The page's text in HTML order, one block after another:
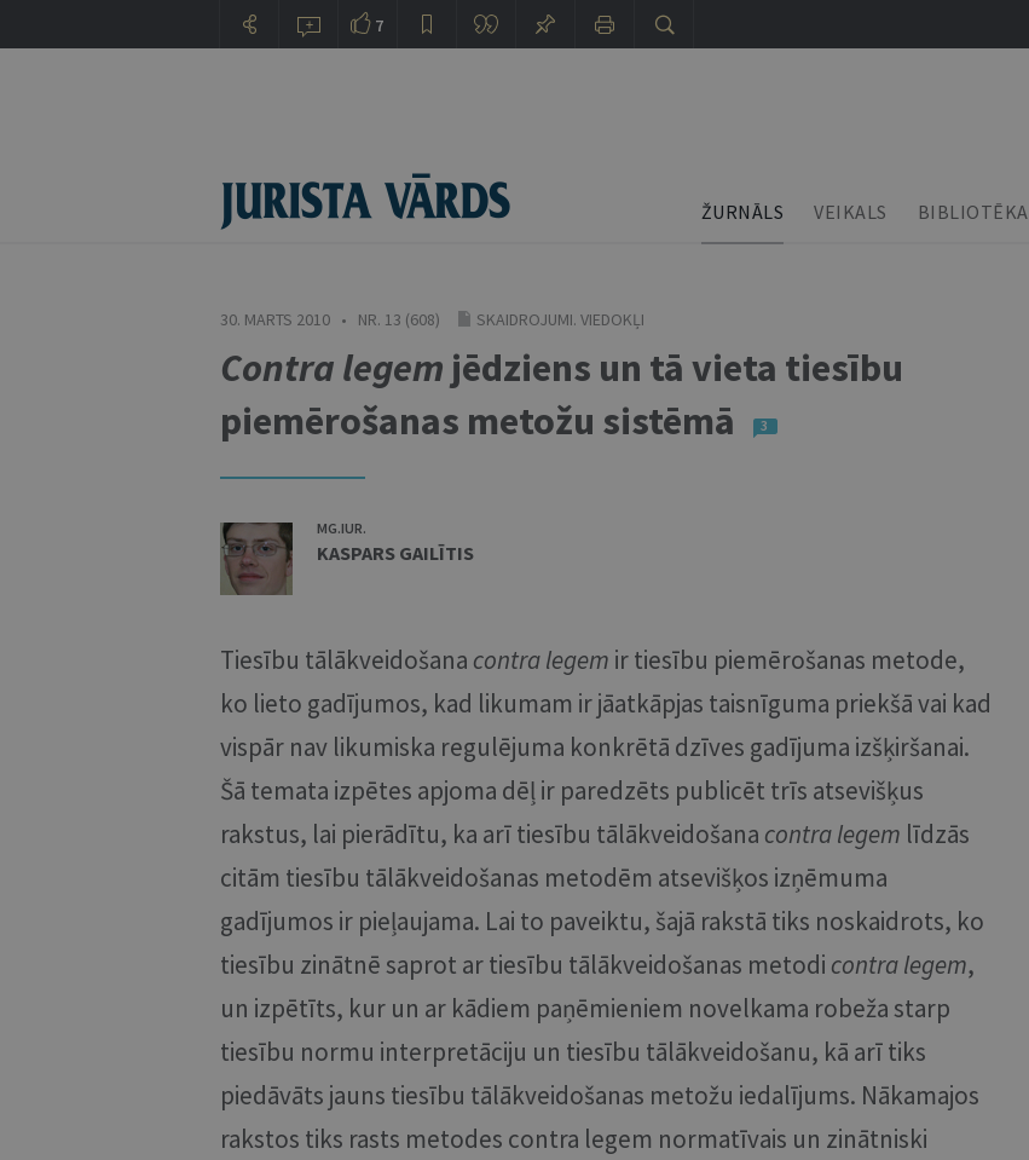
ŽURNĀLS VEIKALS BIBLIOTĒKA
30. MARTS 2010 • NR. 13 (608) SKAIDROJUMI. VIEDOKĻI
Contra legem jēdziens un tā vieta tiesību
piemērošanas metožu sistēmā
3
MG.IUR.
KASPARS GAILĪTIS
Tiesību tālākveidošana contra legem ir tiesību piemērošanas metode,
ko lieto gadījumos, kad likumam ir jāatkāpjas taisnīguma priekšā vai kad
vispār nav likumiska regulējuma konkrētā dzīves gadījuma izšķiršanai.
Šā temata izpētes apjoma dēļ ir paredzēts publicēt trīs atsevišķus
rakstus, lai pierādītu, ka arī tiesību tālākveidošana contra legem līdzās
citām tiesību tālākveidošanas metodēm atsevišķos izņēmuma
gadījumos ir pieļaujama. Lai to paveiktu, šajā rakstā tiks noskaidrots, ko
tiesību zinātnē saprot ar tiesību tālākveidošanas metodi contra legem,
un izpētīts, kur un ar kādiem paņēmieniem novelkama robeža starp
tiesību normu interpretāciju un tiesību tālākveidošanu, kā arī tiks
piedāvāts jauns tiesību tālākveidošanas metožu iedalījums. Nākamajos
rakstos tiks rasts metodes contra legem normatīvais un zinātniski
7